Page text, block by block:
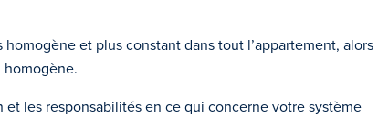
et plus constant dans tout l’appartement, alors
les responsabilités en ce qui concerne votre système